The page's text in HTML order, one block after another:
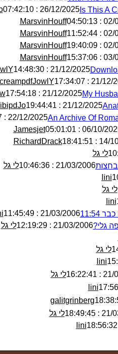
Is This A
26/12/2025 : 07:42:10
02/01/
MarsvinHouff
02/01/
MarsvinHouff
02/01/
MarsvinHouff
03/01/
MarsvinHouff
21/12/2025 : 14:48:30
21/12/2025 :
My
21/12/2025 : 17:54:18
21/12/2025 : 19:44:41
An Archive Of
22/12/2025 : 15:28:57
06/10/2025 :
Jamesjet
14/10/
RichardDrack
לי גל
בחצות21/03/2006 : 10:46:36
לי גל
lini
לי גל
lini
11:54
21/03/2006 : 11:45:49
גלי?21/03/2006 : 12:19:29
לי גל
לי גל
lini
21/03/
לי גל
lini
galitgrinberg
21/03/
לי גל
lini